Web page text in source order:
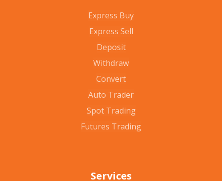
Express Buy
Express Sell
Deposit
Withdraw
Convert
Auto Trader
Spot Trading
Futures Trading
Services